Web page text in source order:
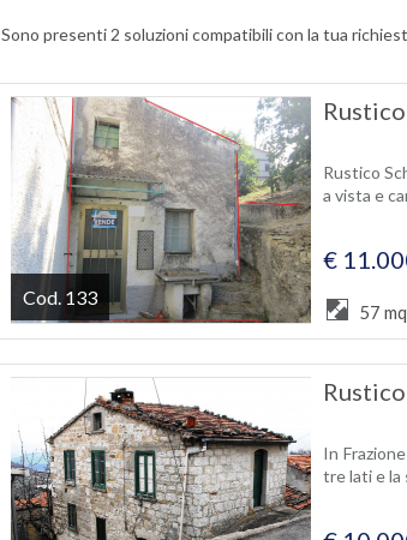
Sono presenti 2 soluzioni compatibili con la tua
Rustico
a vista e
€
Cod. 133
57 mq
In
tre lati e la